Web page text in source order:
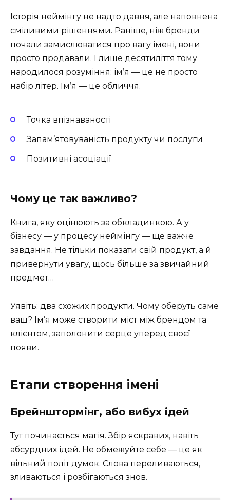
Історія неймінгу не надто давня, але наповнена
сміливими рішеннями. Раніше, ніж бренди
почали замислюватися про вагу імені, вони
просто продавали. І лише десятиліття тому
народилося розуміння: ім’я — це не просто
набір літер. Ім’я — це обличчя.
Точка впізнаваності
Запам’ятовуваність продукту чи послуги
Позитивні асоціації
Чому це так важливо?
Книга, яку оцінюють за обкладинкою. А у
бізнесу — у процесу неймінгу — ще важче
завдання. Не тільки показати свій продукт, а й
привернути увагу, щось більше за звичайний
предмет…
Уявіть: два схожих продукти. Чому оберуть саме
ваш? Ім’я може створити міст між брендом та
клієнтом, заполонити серце уперед своєї
появи.
Етапи створення імені
Брейнштормінг, або вибух ідей
Тут починається магія. Збір яскравих, навіть
абсурдних ідей. Не обмежуйте себе — це як
вільний політ думок. Слова переливаються,
зливаються і розбігаються знов.